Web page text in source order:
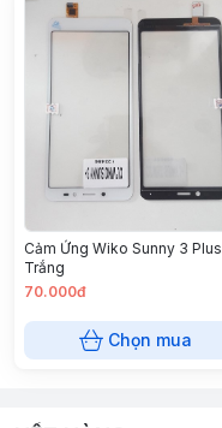
Cảm Ứng Wiko Sunny 3 Plus
Trắng
70.000đ
Chọn mua